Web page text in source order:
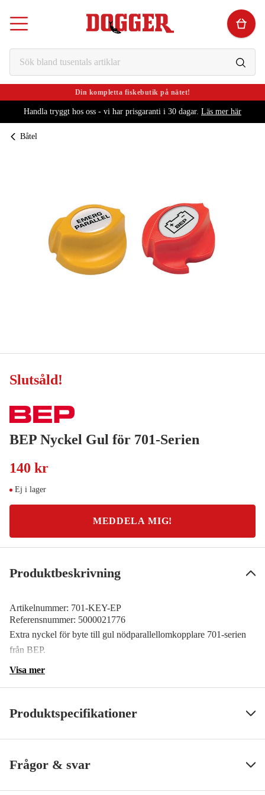
Din kompletta fiskebutik på nätet!
Handla tryggt hos oss - vi har prisgaranti i 30 dagar. Läs mer här
Båtel
Slutsåld!
BEP Nyckel Gul för 701-Serien
140 kr
Ej i lager
MEDDELA MIG!
Produktbeskrivning
Artikelnummer: 701-KEY-EP
Referensnummer: 5000021776
Extra nyckel för byte till gul nödparallellomkopplare 701-serien
från BEP.
Visa mer
Produktspecifikationer
Visa mindre
Frågor & svar